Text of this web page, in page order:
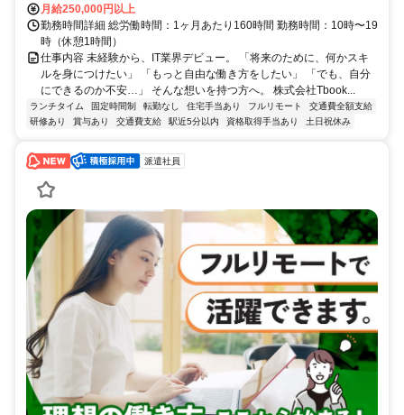
月給250,000円以上
勤務時間詳細 総労働時間：1ヶ月あたり160時間 勤務時間：10時〜19
時（休憩1時間）
仕事内容 未経験から、IT業界デビュー。 「将来のために、何かスキ
ルを身につけたい」 「もっと自由な働き方をしたい」 「でも、自分
にできるのか不安…」 そんな想いを持つ方へ。 株式会社Tbook...
ランチタイム 固定時間制 転勤なし 住宅手当あり フルリモート
交通費全額支給
研修あり
賞与あり 交通費支給 駅近5分以内 資格取得手当あり 土日祝休み
派遣社員